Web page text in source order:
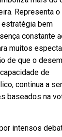
Representa o
bem
constante
muitos
de que o
de
continua a ser
baseados na
intensos